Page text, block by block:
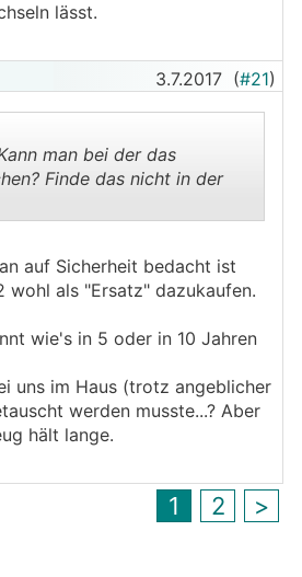
lässt.
3.7.2017 (#21)
man bei der das
Finde das nicht in der
auf Sicherheit bedacht ist
wohl als "Ersatz" dazukaufen.
wie's in 5 oder in 10 Jahren
uns im Haus (trotz angeblicher
werden musste...? Aber
hält lange.
1 2 >